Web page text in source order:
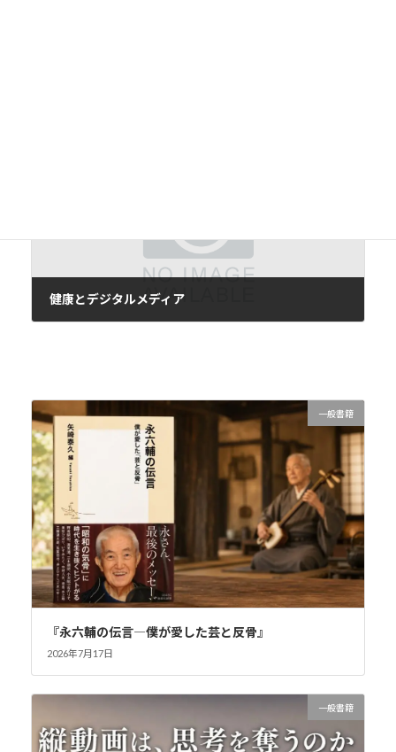
健康とデジタルメディア
一般書籍
『永六輔の伝言―僕が愛した芸と反骨』
2026年7月17日
一般書籍